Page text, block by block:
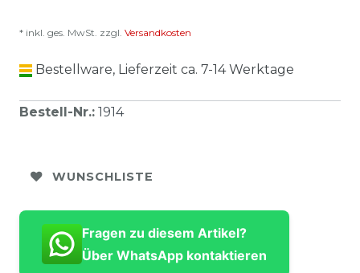
* inkl. ges. MwSt. zzgl. Versandkosten
Bestellware, Lieferzeit ca. 7-14 Werktage
Bestell-Nr.: 1914
WUNSCHLISTE
Fragen zu diesem Artikel?
Über WhatsApp kontaktieren